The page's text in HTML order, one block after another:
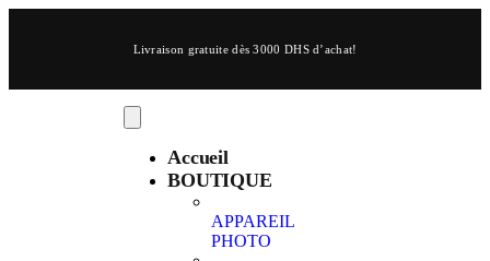
Livraison gratuite dès 3000 DHS d’achat!
Accueil
BOUTIQUE
APPAREIL
PHOTO